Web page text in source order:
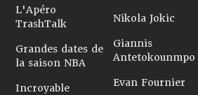
L'Apéro
TrashTalk
Grandes dates de
la saison NBA
Incroyable
Nikola Jokic
Giannis
Antetokounmpo
Evan Fournier